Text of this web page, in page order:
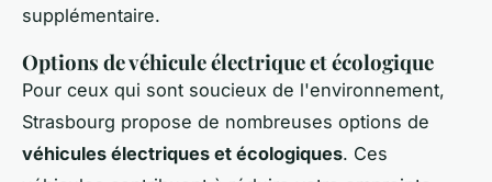
supplémentaire.
Options de véhicule électrique et écologique
Pour ceux qui sont soucieux de l'environnement,
Strasbourg propose de nombreuses options de
véhicules électriques et écologiques. Ces